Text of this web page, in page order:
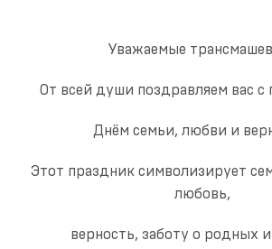
Уважаемые
От всей души поздравляем вас с
Днём семьи, любви и
Этот праздник символизирует
любовь,
верность, заботу о родных